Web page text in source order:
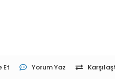
Et Yorum Yaz